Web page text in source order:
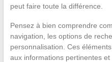
peut faire toute la différence.
Pensez à bien comprendre
navigation, les options de
personnalisation. Ces
aux informations pertinentes et